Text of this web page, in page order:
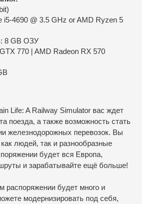
i5-4690 @ 3.5 GHz or AMD Ryzen 5
8 GB ОЗУ
770 | AMD Radeon RX 570
Life: A Railway Simulator вас ждет
поезда, а также возможность стать
железнодорожных перевозок. Вы
людей, так и разнообразные
будет вся Европа,
и зарабатывайте ещё больше!
распоряжении будет много и
модернизировать под себя,